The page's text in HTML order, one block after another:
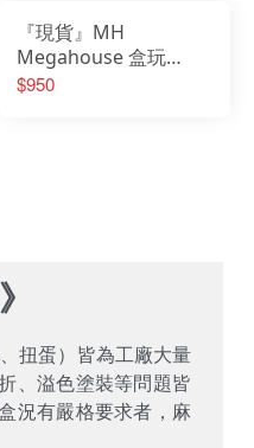
『現貨』MH
Megahouse 盒玩
LOGBOX RE BIRTH 海
$950
》
扭蛋）皆為工廠大量
、溢色塗裝等問題皆
況有嚴格要求者，麻